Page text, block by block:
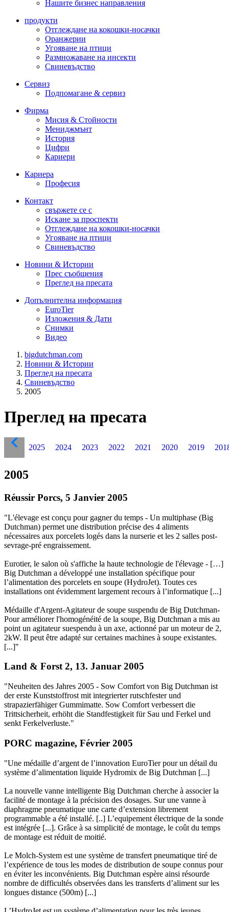
Нашите бизнес направления
продукти
Отглеждане на кокошки-носачки
Оранжерии
Угояване на птици
Размножаване на инсекти
Свиневъдство
Сервиз
Подпомагане & сервиз
Фирма
Мисия & Стойности
Мениджмънт
История
Цифри
Кариери
Кариера
Професия
Контакт
свържете се с
Искане за проспекти
Отглеждане на кокошки-носачки
Угояване на птици
Свиневъдство
Новини & Истории
Прес съобщения
Преглед на пресата
Допълнителна информация
EuroTier
Изложения & Дати
Снимки
Видео
bigdutchman.com
Новини & Истории
Преглед на пресата
Свиневъдство
2005
Преглед на пресата
2025 2024 2023 2022 2021 2020 2019
2005
Réussir Porcs, 5 Janvier 2005
"L'élevage est conçu pour gagner du temps - Un multiphase (Big
Dutchman) permet une distribution précise des 4 aliments
nécessaires aux porcelets logés dans la nurserie et les 2 salles post-
sevrage-pré engraissement.
Eurotier, le salon où s'affiche la haute technologie de l'élevage - […]
Big Dutchman a développé une installation spécifique pour
l’alimentation des porcelets en soupe (HydroJet). Toutes ces
installations ont évidemment largement recours à l’informatique [...]
Médaille d'Argent-Agitateur de soupe suspendu de Big Dutchman-
Pour arméliorer l'homogénéité de la soupe, Big Dutchman a mis au
point un agitateur suespendu à un axe, actionné par un moteur de 2,
2kW. Il peut être adapté sur certaines machines à soupe existantes.
[...]"
Land & Forst 2, 13. Januar 2005
"Neuheiten des Jahres 2005 - Sow Comfort von Big Dutchman ist
der erste Kunststoffrost mit integrierter rutschfester und
strapazierfähiger Gummimatte. Sow Comfort verbessert die
Trittsicherheit, erhöht die Standfestigkeit für Sau und Ferkel und
senkt Ferkelverluste."
PORC magazine, Février 2005
"Une médaille d’argent de l’innovation EuroTier pour un détail du
système d’alimentation liquide Hydromix de Big Dutchman [...]
La nouvelle vanne intelligente Big Dutchman cherche à associer la
facilité de montage à la précision des dosages. Sur une vanne à
diaphragme pneumatique une carte d’extension librement
programmable a été installé. [..] L’equipement électrique de la sonde
est intégrée [...]. Grâce à sa simplicité de montage, le coût du temps
de montage est réduit de moitié.
Le Molch-System est une système de transfert pneumatique tiré de
l’expérience de tous les modes de distribution de soupe connus pour
en éviter les inconvénients. Big Dutchman espère ainsi résourde
nombre de difficultés observées dans les transferts d’aliment sur les
longues distance (500m) [...]